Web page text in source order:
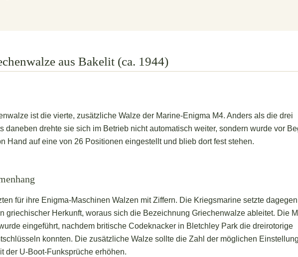
aus Bakelit (ca. 1944)
ist die vierte, zusätzliche Walze der Marine-Enigma M4. Anders als die drei
daneben drehte sie sich im Betrieb nicht automatisch weiter, sondern wurde vor
Hand auf eine von 26 Positionen eingestellt und blieb dort fest stehen.
für ihre Enigma-Maschinen Walzen mit Ziffern. Die Kriegsmarine setzte
griechischer Herkunft, woraus sich die Bezeichnung Griechenwalze ableitet. Die
eingeführt, nachdem britische Codeknacker in Bletchley Park die dreirotorige
konnten. Die zusätzliche Walze sollte die Zahl der möglichen
der U-Boot-Funksprüche erhöhen.